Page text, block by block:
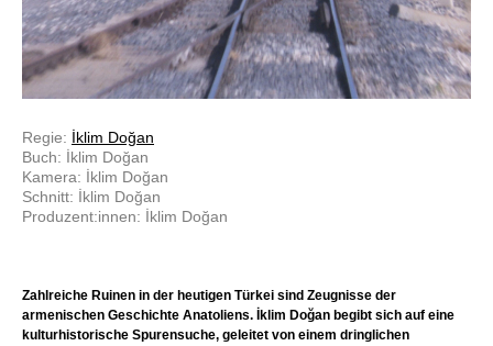
Regie: İklim Doğan
Buch: İklim Doğan
Kamera: İklim Doğan
Schnitt: İklim Doğan
Produzent:innen: İklim Doğan
Zahlreiche Ruinen in der heutigen Türkei sind Zeugnisse der
armenischen Geschichte Anatoliens. İklim Doğan begibt sich auf eine
kulturhistorische Spurensuche, geleitet von einem dringlichen